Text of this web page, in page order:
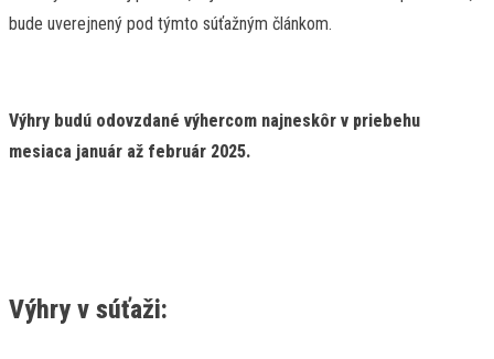
bude uverejnený pod týmto súťažným článkom.
Výhry budú odovzdané výhercom najneskôr v priebehu
mesiaca január až február 2025.
Výhry v súťaži: